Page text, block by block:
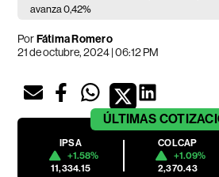
avanza 0,42%
PorFátima Romero
21 de octubre, 2024 | 06:12 PM
ÚLTIMAS
IPSA
+1.58%
11,334.15
COLCAP
+1.09%
2,370.43